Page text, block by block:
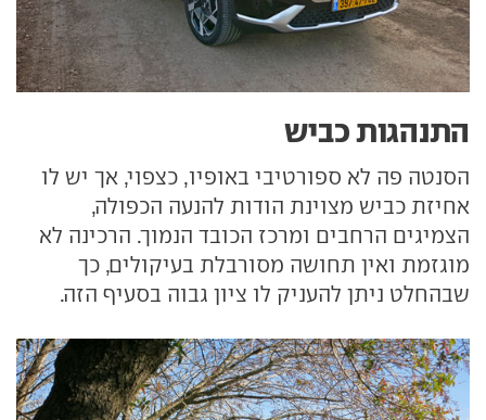
התנהגות כביש
הסנטה פה לא ספורטיבי באופיו, כצפוי, אך יש לו
אחיזת כביש מצוינת הודות להנעה הכפולה,
הצמיגים הרחבים ומרכז הכובד הנמוך. הרכינה לא
מוגזמת ואין תחושה מסורבלת בעיקולים, כך
שבהחלט ניתן להעניק לו ציון גבוה בסעיף הזה.